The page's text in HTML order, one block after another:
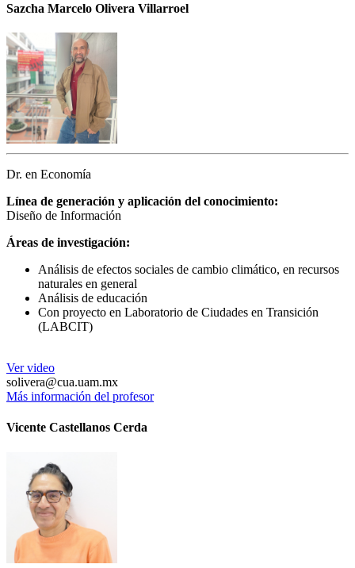
Sazcha Marcelo Olivera Villarroel
Dr. en Economía
Línea de generación y aplicación del conocimiento:
Diseño de Información
Áreas de investigación:
Análisis de efectos sociales de cambio climático, en recursos
naturales en general
Análisis de educación
Con proyecto en Laboratorio de Ciudades en Transición
(LABCIT)
Ver video
solivera@cua.uam.mx
Más información del profesor
Vicente Castellanos Cerda